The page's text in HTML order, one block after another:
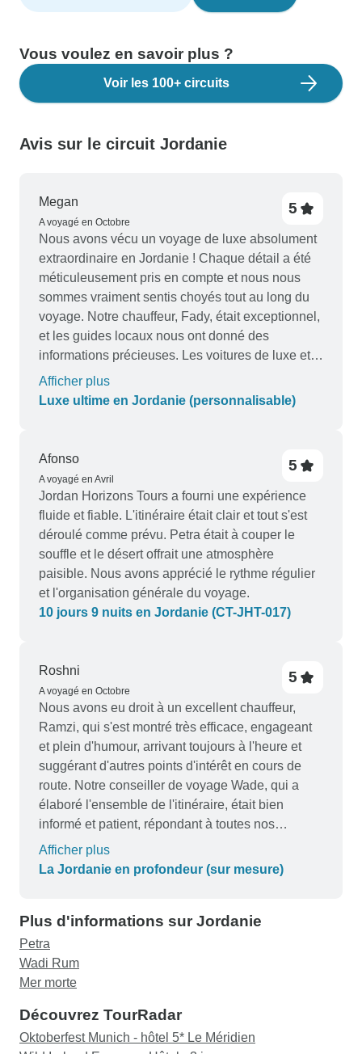
Vous voulez en savoir plus ?
Voir les 100+ circuits
Avis sur le circuit Jordanie
Megan
A voyagé en Octobre
5
Nous avons vécu un voyage de luxe absolument
extraordinaire en Jordanie ! Chaque détail a été
méticuleusement pris en compte et nous nous
sommes vraiment sentis choyés tout au long du
voyage. Notre chauffeur, Fady, était exceptionnel,
et les guides locaux nous ont donné des
informations précieuses. Les voitures de luxe et
les hôtels étaient de premier ordre, ce qui a rendu
notre séjour incroyablement confortable et
recommandons vivement TourRadar et Luxury
Destination à tous ceux qui souhaitent explorer la
Jordanie avec style. Megan & Richard
Afficher plus
Luxe ultime en Jordanie (personnalisable)
Afonso
A voyagé en Avril
5
Jordan Horizons Tours a fourni une expérience
fluide et fiable. L'itinéraire était clair et tout s'est
déroulé comme prévu. Petra était à couper le
souffle et le désert offrait une atmosphère
paisible. Nous avons apprécié le rythme régulier
et l'organisation générale du voyage.
10 jours 9 nuits en Jordanie (CT-JHT-017)
Roshni
A voyagé en Octobre
5
Nous avons eu droit à un excellent chauffeur,
Ramzi, qui s'est montré très efficace, engageant
et plein d'humour, arrivant toujours à l'heure et
suggérant d'autres points d'intérêt en cours de
route. Notre conseiller de voyage Wade, qui a
élaboré l'ensemble de l'itinéraire, était bien
informé et patient, répondant à toutes nos
questions dans les meilleurs délais. L'ensemble
du voyage a été merveilleux et s'est déroulé sans
Afficher plus
La Jordanie en profondeur (sur mesure)
Plus d'informations sur Jordanie
Petra
Wadi Rum
Mer morte
Découvrez TourRadar
Oktoberfest Munich - hôtel 5* Le Méridien